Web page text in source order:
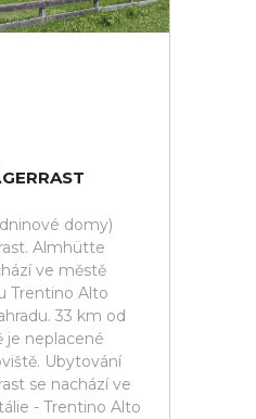
domy)
Almhütte
ve městě
Trentino Alto
33 km od
je neplacené
Ubytování
se nachází ve
- Trentino Alto